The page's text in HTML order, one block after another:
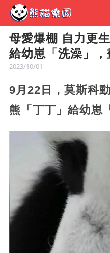
母愛爆棚 自力更
給幼崽「洗澡」，
2023/10/01
9月22日，莫斯科
熊「丁丁」給幼崽